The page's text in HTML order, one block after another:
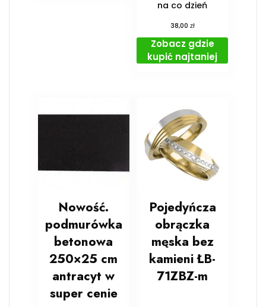
na co dzień
38,00 zł
Zobacz gdzie
kupić najtaniej
Nowość.
podmurówka
betonowa
250×25 cm
antracyt w
super cenie
Pojedyńcza
obrączka
męska bez
kamieni ŁB-
71ZBZ-m